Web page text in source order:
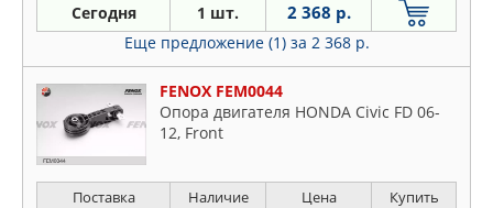
Сегодня 1 шт. 2 368 р.
Еще предложение (1) за 2 368 р.
FENOX FEM0044
Опора двигателя HONDA Civic FD 06-
12, Front
Поставка Наличие Цена Купить